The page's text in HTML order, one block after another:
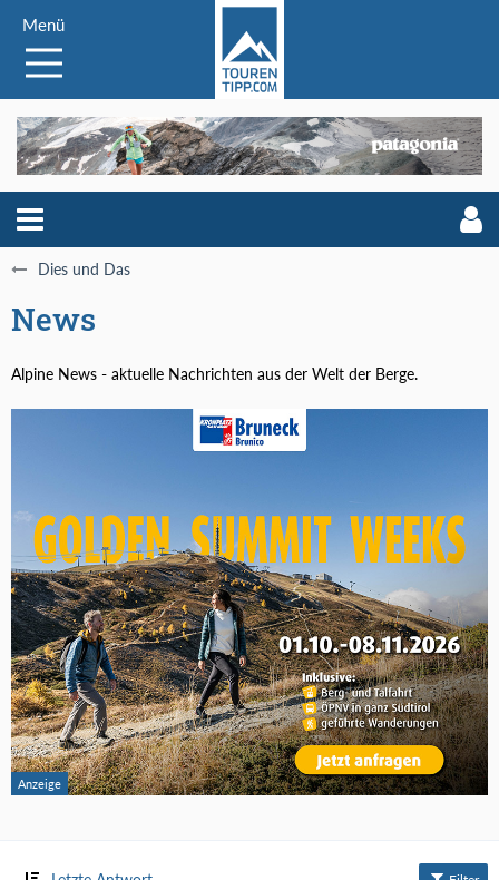
Menü
Dies und Das
News
Alpine News - aktuelle Nachrichten aus der Welt der Berge.